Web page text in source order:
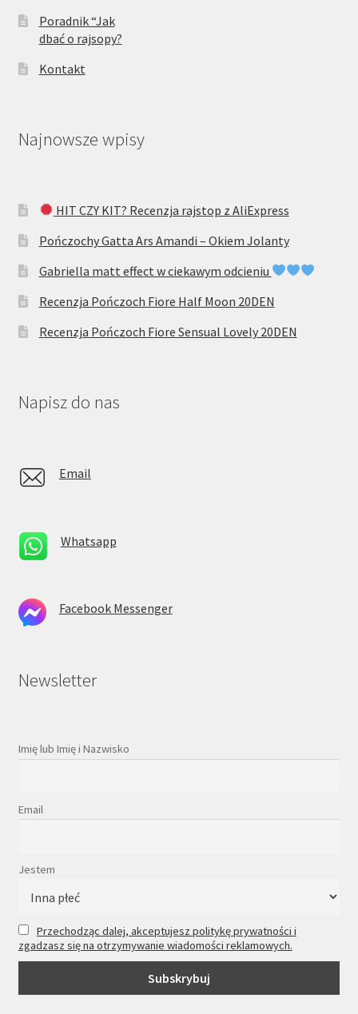
Poradnik “Jak
dbać o rajsopy?
Kontakt
Najnowsze wpisy
HIT CZY KIT? Recenzja rajstop z AliExpress
Pończochy Gatta Ars Amandi – Okiem Jolanty
Gabriella matt effect w ciekawym odcieniu
Recenzja Pończoch Fiore Half Moon 20DEN
Recenzja Pończoch Fiore Sensual Lovely 20DEN
Napisz do nas
Email
Whatsapp
Facebook Messenger
Newsletter
Imię lub Imię i Nazwisko
Email
Jestem
Przechodząc dalej, akceptujesz politykę prywatności i
zgadzasz się na otrzymywanie wiadomości reklamowych.